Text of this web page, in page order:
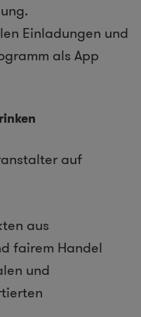
Einladungen und
als App
auf
aus
fairem Handel
und